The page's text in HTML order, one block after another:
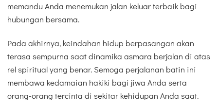
memandu Anda menemukan jalan keluar terbaik bagi
hubungan bersama.
Pada akhirnya, keindahan hidup berpasangan akan
terasa sempurna saat dinamika asmara berjalan di atas
rel spiritual yang benar. Semoga perjalanan batin ini
membawa kedamaian hakiki bagi jiwa Anda serta
orang-orang tercinta di sekitar kehidupan Anda saat.